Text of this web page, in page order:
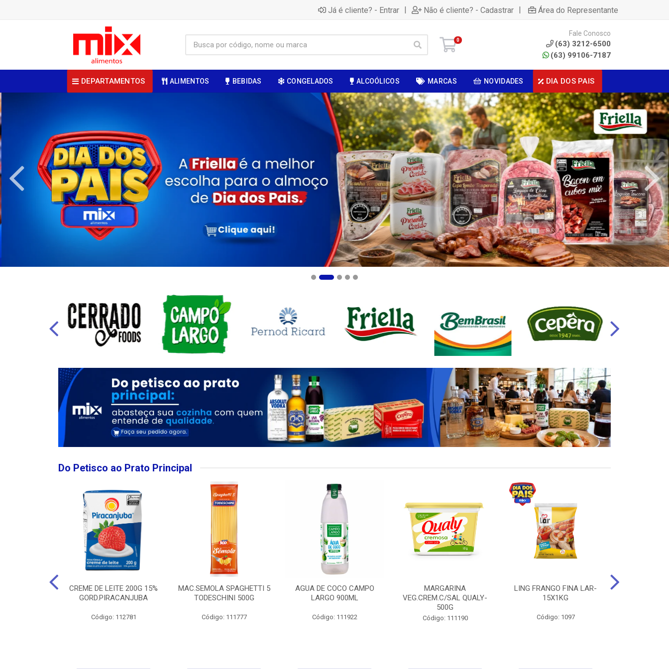
Já é cliente? - Entrar | Não é cliente? - Cadastrar | Área do Representante
0
Fale Conosco
(63) 3212-6500
(63) 99106-7187
DEPARTAMENTOS ALIMENTOS BEBIDAS CONGELADOS ALCOÓLICOS MARCAS NOVIDADES DIA DOS PAIS
Do Petisco ao Prato Principal
CREME DE LEITE 200G 15%
GORD.PIRACANJUBA
Código: 112781
MAC.SEMOLA SPAGHETTI 5
TODESCHINI 500G
Código: 111777
AGUA DE COCO CAMPO
LARGO 900ML
Código: 111922
MARGARINA
VEG.CREM.C/SAL QUALY-
500G
Código: 111190
LING FRANGO FINA LAR-
15X1KG
Código: 1097